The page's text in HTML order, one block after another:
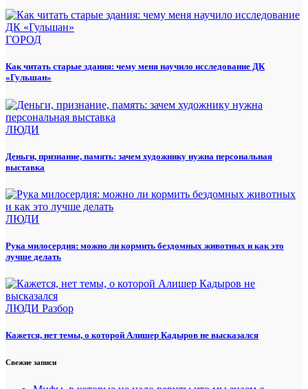
ГОРОД
Как читать старые здания: чему меня научило исследование ДК
«Гульшан»
ЛЮДИ
Деньги, признание, память: зачем художнику нужна персональная
выставка
ЛЮДИ
Рука милосердия: можно ли кормить бездомных животных и как это
лучше делать
ЛЮДИ Разбор
Кажется, нет темы, о которой Алишер Кадыров не высказался
Свежие записи